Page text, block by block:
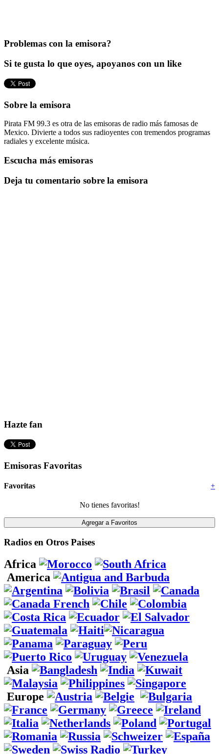
Problemas con la emisora?
Si te gusta lo que oyes, apoyanos con un like
Sobre la emisora
Pirata FM 99.3 es otra de las emisoras de radio más famosas de
Mexico. Divierte a todos sus radioyentes con tremendos programas
radiales y excelente música.
Escucha más emisoras
Deja tu comentario sobre la emisora
Hazte fan
Emisoras Favoritas
+
Favoritas
No tienes favoritas!
Radios en Otros Paises
Africa
America
Asia
Europe